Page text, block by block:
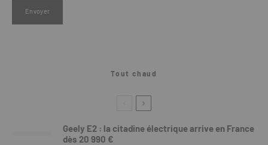
Tout chaud
Geely E2 : la citadine électrique arrive en France
dès 20 990 €